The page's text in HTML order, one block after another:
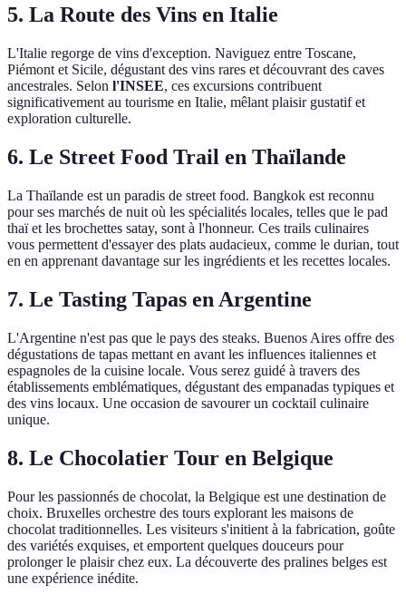
5. La Route des Vins en Italie
L'Italie regorge de vins d'exception. Naviguez entre Toscane,
Piémont et Sicile, dégustant des vins rares et découvrant des caves
ancestrales. Selon l'INSEE, ces excursions contribuent
significativement au tourisme en Italie, mêlant plaisir gustatif et
exploration culturelle.
6. Le Street Food Trail en Thaïlande
La Thaïlande est un paradis de street food. Bangkok est reconnu
pour ses marchés de nuit où les spécialités locales, telles que le pad
thaï et les brochettes satay, sont à l'honneur. Ces trails culinaires
vous permettent d'essayer des plats audacieux, comme le durian, tout
en en apprenant davantage sur les ingrédients et les recettes locales.
7. Le Tasting Tapas en Argentine
L'Argentine n'est pas que le pays des steaks. Buenos Aires offre des
dégustations de tapas mettant en avant les influences italiennes et
espagnoles de la cuisine locale. Vous serez guidé à travers des
établissements emblématiques, dégustant des empanadas typiques et
des vins locaux. Une occasion de savourer un cocktail culinaire
unique.
8. Le Chocolatier Tour en Belgique
Pour les passionnés de chocolat, la Belgique est une destination de
choix. Bruxelles orchestre des tours explorant les maisons de
chocolat traditionnelles. Les visiteurs s'initient à la fabrication, goûte
des variétés exquises, et emportent quelques douceurs pour
prolonger le plaisir chez eux. La découverte des pralines belges est
une expérience inédite.